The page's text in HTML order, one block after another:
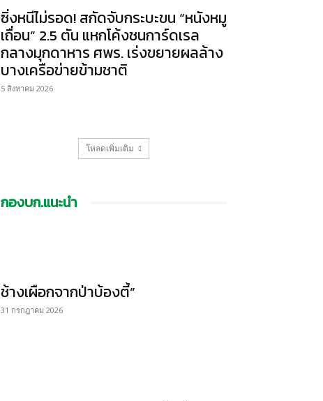
ซิ่งหนีไม่รอด! สกัดจับกระบะขน “หนังหมู
เถื่อน” 2.5 ตัน แหกโค้งชนการ์ดเรล
กลางมุกดาหาร ศพร. เร่งขยายผลล้าง
บางเครือข่ายข้ามชาติ
5 สิงหาคม 2026
โหลดเพิ่มเติม
กองบก.แนะนำ
ช้างเผือกจากป่าบ้องตี้”
31 กรกฎาคม 2026